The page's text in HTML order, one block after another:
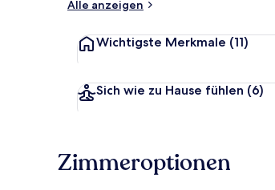
Alle anzeigen
Wichtigste Merkmale (11)
Sich wie zu Hause fühlen (6)
Zimmeroptionen